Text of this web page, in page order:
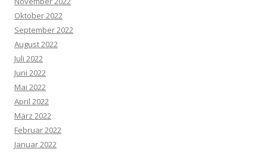
Oktober 2022
September 2022
August 2022
Juli 2022
Juni 2022
Mai 2022
April 2022
März 2022
Februar 2022
Januar 2022